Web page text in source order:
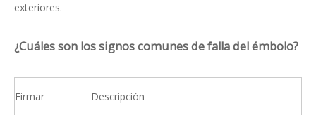
exteriores.
¿Cuáles son los signos comunes de falla del émbolo?
Firmar Descripción